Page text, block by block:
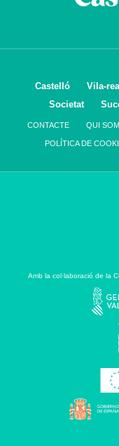
Castelló Vila-
Societat
CONTACTE QUI
POLÍTICA DE
Amb la col·laboració de la